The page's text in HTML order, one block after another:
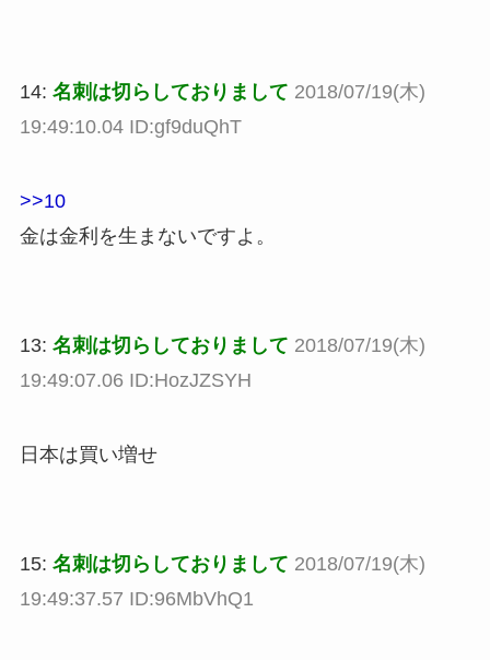
14: 名刺は切らしておりまして 2018/07/19(木)
19:49:10.04 ID:gf9duQhT
>>10
金は金利を生まないですよ。
13: 名刺は切らしておりまして 2018/07/19(木)
19:49:07.06 ID:HozJZSYH
日本は買い増せ
15: 名刺は切らしておりまして 2018/07/19(木)
19:49:37.57 ID:96MbVhQ1